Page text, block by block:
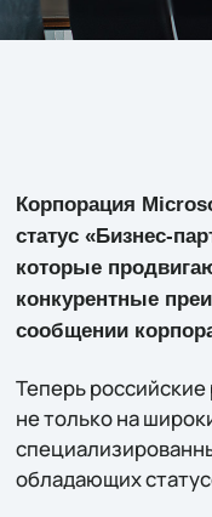
Корпорация
статус «Бизнес-
которые
конкурентные
сообщении
Теперь
не только на
обладающих